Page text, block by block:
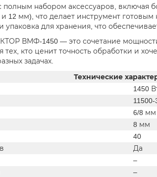
полным набором аксессуаров, включая
12 мм), что делает инструмент
упаковка для хранения, что
ВМФ-1450 — это сочетание
кто ценит точность обработки и
задачах.
Технические
1450
6/8 мм
8 мм
40
Да
–
–